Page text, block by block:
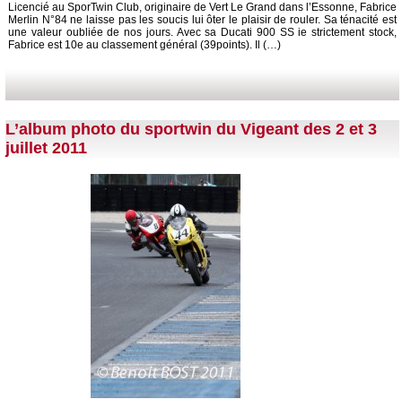
Licencié au SporTwin Club, originaire de Vert Le Grand dans l’Essonne, Fabrice
Merlin N°84 ne laisse pas les soucis lui ôter le plaisir de rouler. Sa ténacité est
une valeur oubliée de nos jours. Avec sa Ducati 900 SS ie strictement stock,
Fabrice est 10e au classement général (39points). Il (…)
L’album photo du sportwin du Vigeant des 2 et 3
juillet 2011